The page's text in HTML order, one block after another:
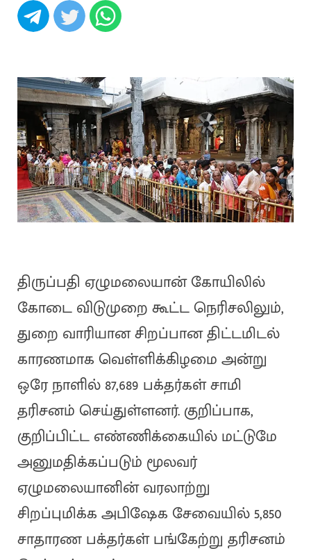
திருப்பதி ஏழுமலையான் கோயிலில்
கோடை விடுமுறை கூட்ட நெரிசலிலும்,
துறை வாரியான சிறப்பான திட்டமிடல்
காரணமாக வெள்ளிக்கிழமை அன்று
ஒரே நாளில் 87,689 பக்தர்கள் சாமி
தரிசனம் செய்துள்ளனர். குறிப்பாக,
குறிப்பிட்ட எண்ணிக்கையில் மட்டுமே
அனுமதிக்கப்படும் மூலவர்
ஏழுமலையானின் வரலாற்று
சிறப்புமிக்க அபிஷேக சேவையில் 5,850
சாதாரண பக்தர்கள் பங்கேற்று தரிசனம்